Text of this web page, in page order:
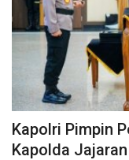
Kapolri Pimpin
Kapolda Jajaran